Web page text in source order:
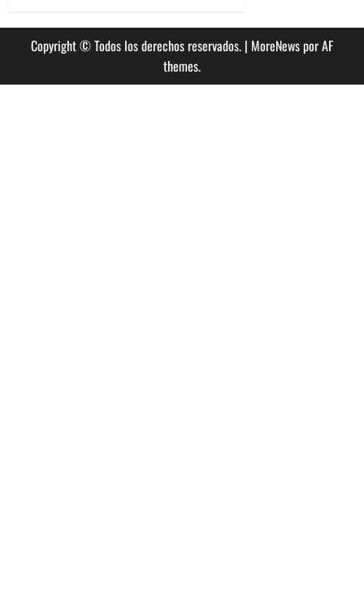
Copyright © Todos los derechos reservados. | MoreNewspor AF
themes.